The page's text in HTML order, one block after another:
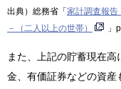
出典）総務省「家計調査報告
－（二人以上の世帯）
」
また、上記の貯蓄現在
金、有価証券などの資産